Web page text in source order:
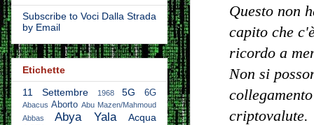
Questo non
capito che
ricordo a
Non si
criptovalute.
Subscribe to Voci Dalla Strada
by Email
Etichette
11 Settembre
1968 5G 6G
Abacus Aborto Abu Mazen/Mahmoud
Abbas
Abya Yala Acqua